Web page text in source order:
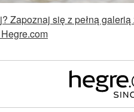
Zapoznaj się z pełną